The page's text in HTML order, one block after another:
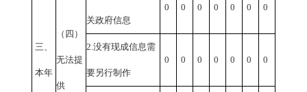
三、
本年
（四）
无法提
供
关政府信息
0 0 0 0 0 0 0
2. 没有现成信息需
要另行制作
0 0 0 0 0 0 0